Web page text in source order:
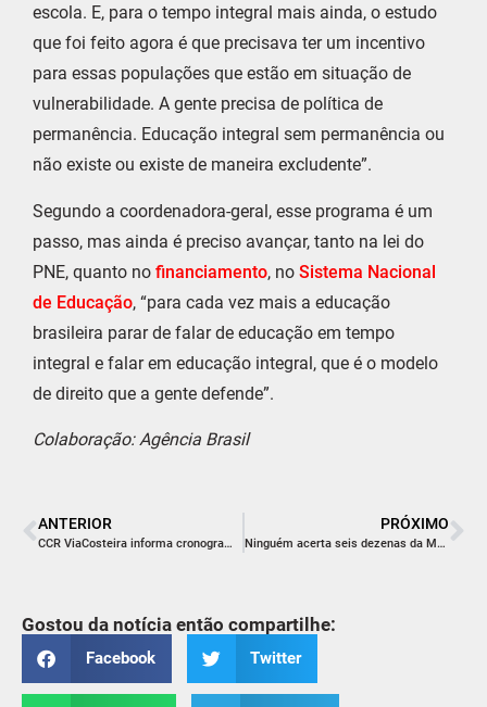
escola. E, para o tempo integral mais ainda, o estudo
que foi feito agora é que precisava ter um incentivo
para essas populações que estão em situação de
vulnerabilidade. A gente precisa de política de
permanência. Educação integral sem permanência ou
não existe ou existe de maneira excludente”.
Segundo a coordenadora-geral, esse programa é um
passo, mas ainda é preciso avançar, tanto na lei do
PNE, quanto no financiamento, no Sistema Nacional
de Educação, “para cada vez mais a educação
brasileira parar de falar de educação em tempo
integral e falar em educação integral, que é o modelo
de direito que a gente defende”.
Colaboração: Agência Brasil
ANTERIOR
CCR ViaCosteira informa cronograma semanal de obras na BR-101 Sul/SC
PRÓXIMO
Ninguém acerta seis dezenas da Mega-Sena e prêmio vai a R$ 75 milhões
Gostou da notícia então compartilhe:
Facebook Twitter